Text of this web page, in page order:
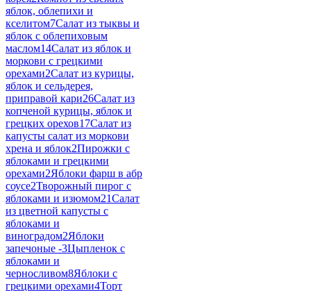
яблок, облепихи и
кселитом7Салат из тыквы и
яблок с облепиховым
маслом14Салат из яблок и
моркови с грецкими
орехами2Салат из курицы,
яблок и сельдерея,
приправой кари26Салат из
копченой курицы, яблок и
грецких орехов17Салат из
капусты салат из моркови
хрена и яблок2Пирожки с
яблоками и грецкими
орехами2Яблоки фарш в абр
соусе2Творожный пирог с
яблоками и изюмом21Салат
из цветной капусты с
яблоками и
виноградом2Яблоки
запечоные -3Цыпленок с
яблоками и
черносливом8Яблоки с
грецкими орехами4Торт